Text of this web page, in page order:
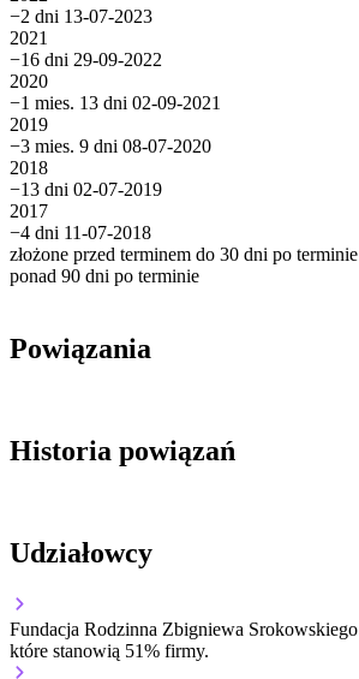
−2 dni 13-07-2023
2021
−16 dni 29-09-2022
2020
−1 mies. 13 dni 02-09-2021
2019
−3 mies. 9 dni 08-07-2020
2018
−13 dni 02-07-2019
2017
−4 dni 11-07-2018
złożone przed terminem do 30 dni po terminie
ponad 90 dni po terminie
Powiązania
Historia powiązań
Udziałowcy
Fundacja Rodzinna Zbigniewa Srokowskiego
które stanowią 51% firmy.